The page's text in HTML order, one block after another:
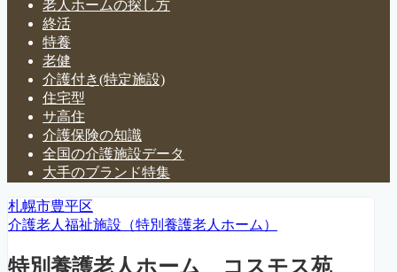
老人ホームの探し方
終活
特養
老健
介護付き(特定施設)
住宅型
サ高住
介護保険の知識
全国の介護施設データ
大手のブランド特集
札幌市豊平区
介護老人福祉施設（特別養護老人ホーム）
特別養護老人ホーム コスモス苑